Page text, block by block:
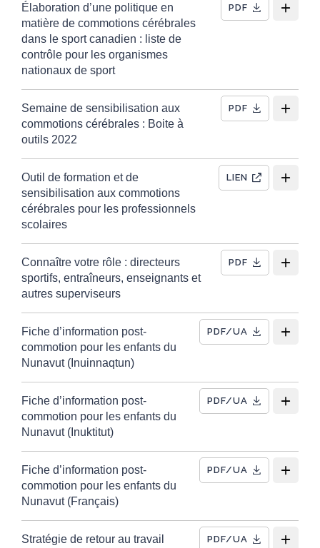
Élaboration d’une politique en
matière de commotions cérébrales
dans le sport canadien : liste de
contrôle pour les organismes
nationaux de sport
PDF
Semaine de sensibilisation aux
commotions cérébrales : Boite à
outils 2022
PDF
Outil de formation et de
sensibilisation aux commotions
cérébrales pour les professionnels
scolaires
LIEN
Connaître votre rôle : directeurs
sportifs, entraîneurs, enseignants et
autres superviseurs
PDF
Fiche d’information post-
commotion pour les enfants du
Nunavut (Inuinnaqtun)
PDF/UA
Fiche d’information post-
commotion pour les enfants du
Nunavut (Inuktitut)
PDF/UA
Fiche d’information post-
commotion pour les enfants du
Nunavut (Français)
PDF/UA
Stratégie de retour au travail
PDF/UA